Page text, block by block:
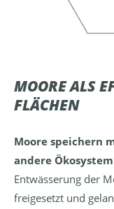
MOORE ALS
FLÄCHEN
Moore speichern
andere Ökosystem
Entwässerung der
freigesetzt und